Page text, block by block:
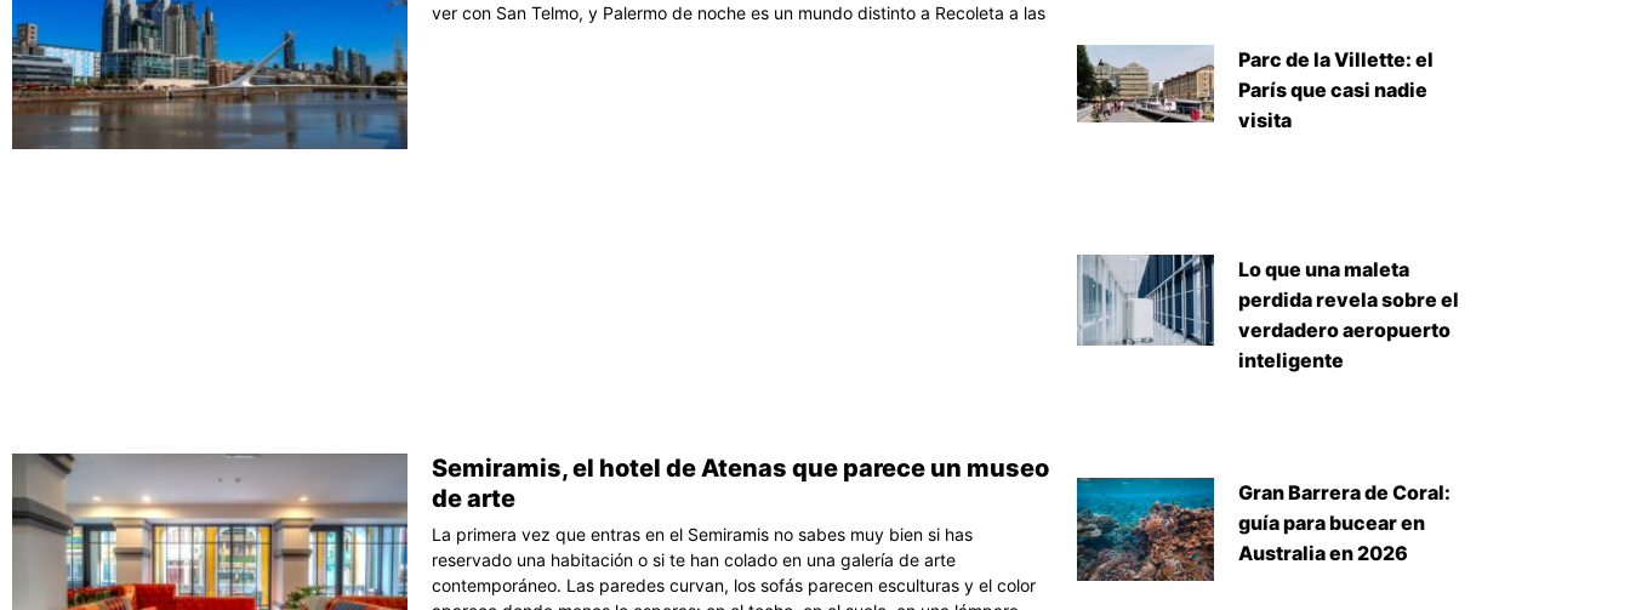
ver con San Telmo, y Palermo de noche es un mundo distinto a Recoleta a las
Semiramis, el hotel de Atenas que parece un museo
de arte
La primera vez que entras en el Semiramis no sabes muy bien si has
reservado una habitación o si te han colado en una galería de arte
contemporáneo. Las paredes curvan, los sofás parecen esculturas y el color
Parc de la Villette: el
París que casi nadie
visita
Lo que una maleta
perdida revela sobre el
verdadero aeropuerto
inteligente
Gran Barrera de Coral:
guía para bucear en
Australia en 2026